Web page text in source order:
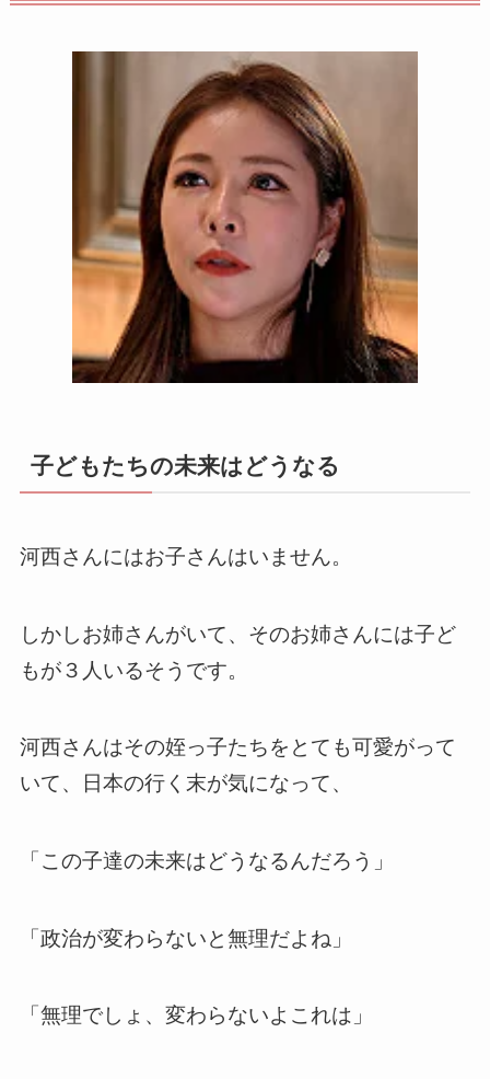
子どもたちの未来はどうなる
河西さんにはお子さんはいません。
しかしお姉さんがいて、そのお姉さんには子ど
もが３人いるそうです。
河西さんはその姪っ子たちをとても可愛がって
いて、日本の行く末が気になって、
「この子達の未来はどうなるんだろう」
「政治が変わらないと無理だよね」
「無理でしょ、変わらないよこれは」